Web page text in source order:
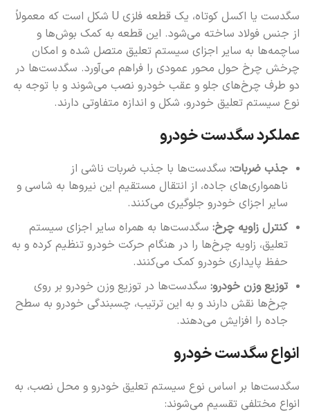
سگدست یا اکسل کوتاه، یک قطعه فلزی U شکل است که معمولاً
از جنس فولاد ساخته می‌شود. این قطعه به کمک بوش‌ها و
ساچمه‌ها به سایر اجزای سیستم تعلیق متصل شده و امکان
چرخش چرخ حول محور عمودی را فراهم می‌آورد. سگدست‌ها در
دو طرف چرخ‌های جلو و عقب خودرو نصب می‌شوند و با توجه به
نوع سیستم تعلیق خودرو، شکل و اندازه متفاوتی دارند.
عملکرد سگدست خودرو
جذب ضربات: سگدست‌ها با جذب ضربات ناشی از
ناهمواری‌های جاده، از انتقال مستقیم این نیروها به شاسی و
سایر اجزای خودرو جلوگیری می‌کنند.
کنترل زاویه چرخ: سگدست‌ها به همراه سایر اجزای سیستم
تعلیق، زاویه چرخ‌ها را در هنگام حرکت خودرو تنظیم کرده و به
حفظ پایداری خودرو کمک می‌کنند.
توزیع وزن خودرو: سگدست‌ها در توزیع وزن خودرو بر روی
چرخ‌ها نقش دارند و به این ترتیب، چسبندگی خودرو به سطح
جاده را افزایش می‌دهند.
انواع سگدست خودرو
سگدست‌ها بر اساس نوع سیستم تعلیق خودرو و محل نصب، به
انواع مختلفی تقسیم می‌شوند: